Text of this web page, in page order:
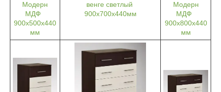
Модерн
МДФ
900х500х440
мм
венге светлый
900х700х440мм
Модерн
МДФ
900х800х440
мм